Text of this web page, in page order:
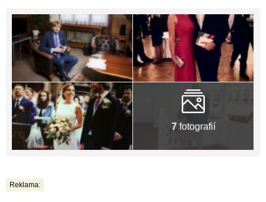
7fotografií
Reklama: